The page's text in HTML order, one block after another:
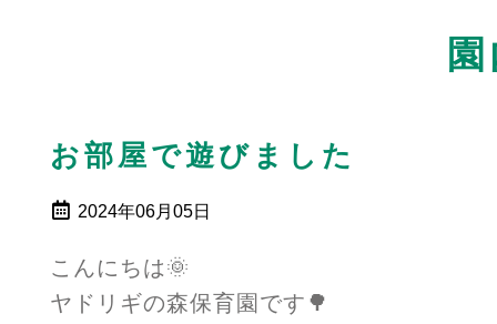
お部屋で遊びました
2024年06月05日
こんにちは🌞
ヤドリギの森保育園です🌳